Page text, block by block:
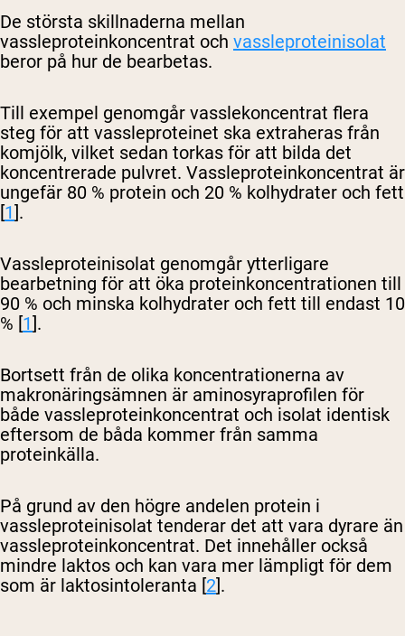
De största skillnaderna mellan
vassleproteinkoncentrat och vassleproteinisolat
beror på hur de bearbetas.
Till exempel genomgår vasslekoncentrat flera
steg för att vassleproteinet ska extraheras från
komjölk, vilket sedan torkas för att bilda det
koncentrerade pulvret. Vassleproteinkoncentrat är
ungefär 80 % protein och 20 % kolhydrater och fett
[1].
Vassleproteinisolat genomgår ytterligare
bearbetning för att öka proteinkoncentrationen till
90 % och minska kolhydrater och fett till endast 10
% [1].
Bortsett från de olika koncentrationerna av
makronäringsämnen är aminosyraprofilen för
både vassleproteinkoncentrat och isolat identisk
eftersom de båda kommer från samma
proteinkälla.
På grund av den högre andelen protein i
vassleproteinisolat tenderar det att vara dyrare än
vassleproteinkoncentrat. Det innehåller också
mindre laktos och kan vara mer lämpligt för dem
som är laktosintoleranta [2].